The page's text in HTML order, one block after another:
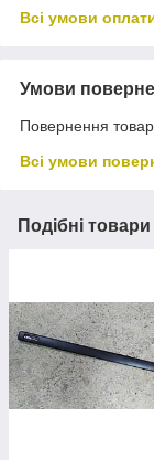
Всі умови
Умови
Повернення
Всі умови
Подібні товари